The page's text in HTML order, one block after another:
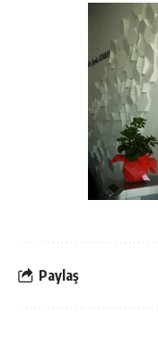
Paylaş